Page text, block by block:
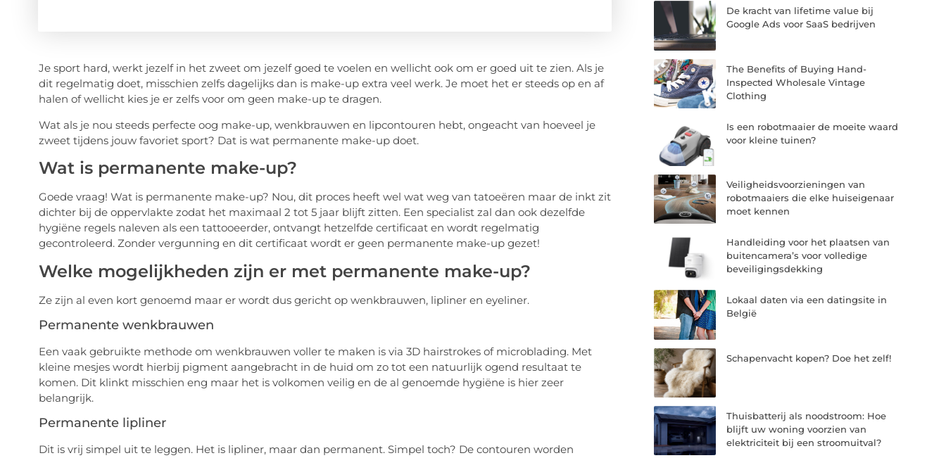
Je sport hard, werkt jezelf in het zweet om jezelf goed te voelen en wellicht ook om er goed uit te zien. Als je
dit regelmatig doet, misschien zelfs dagelijks dan is make-up extra veel werk. Je moet het er steeds op en af
halen of wellicht kies je er zelfs voor om geen make-up te dragen.
Wat als je nou steeds perfecte oog make-up, wenkbrauwen en lipcontouren hebt, ongeacht van hoeveel je
zweet tijdens jouw favoriet sport? Dat is wat permanente make-up doet.
Wat is permanente make-up?
Goede vraag! Wat is permanente make-up? Nou, dit proces heeft wel wat weg van tatoeëren maar de inkt zit
dichter bij de oppervlakte zodat het maximaal 2 tot 5 jaar blijft zitten. Een specialist zal dan ook dezelfde
hygiëne regels naleven als een tattooeerder, ontvangt hetzelfde certificaat en wordt regelmatig
gecontroleerd. Zonder vergunning en dit certificaat wordt er geen permanente make-up gezet!
Welke mogelijkheden zijn er met permanente make-up?
Ze zijn al even kort genoemd maar er wordt dus gericht op wenkbrauwen, lipliner en eyeliner.
Permanente wenkbrauwen
Een vaak gebruikte methode om wenkbrauwen voller te maken is via 3D hairstrokes of microblading. Met
kleine mesjes wordt hierbij pigment aangebracht in de huid om zo tot een natuurlijk ogend resultaat te
komen. Dit klinkt misschien eng maar het is volkomen veilig en de al genoemde hygiëne is hier zeer
belangrijk.
Permanente lipliner
Dit is vrij simpel uit te leggen. Het is lipliner, maar dan permanent. Simpel toch? De contouren worden
De kracht van lifetime value bij
Google Ads voor SaaS bedrijven
The Benefits of Buying Hand-
Inspected Wholesale Vintage
Clothing
Is een robotmaaier de moeite waard
voor kleine tuinen?
Veiligheidsvoorzieningen van
robotmaaiers die elke huiseigenaar
moet kennen
Handleiding voor het plaatsen van
buitencamera’s voor volledige
beveiligingsdekking
Lokaal daten via een datingsite in
België
Schapenvacht kopen? Doe het zelf!
Thuisbatterij als noodstroom: Hoe
blijft uw woning voorzien van
elektriciteit bij een stroomuitval?